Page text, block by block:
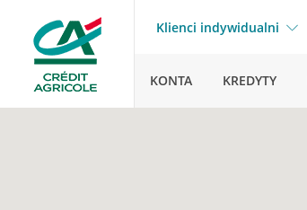
Klienci indywidualni
KONTA KREDYTY